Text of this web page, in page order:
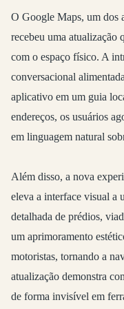
O Google Maps, um dos
recebeu uma atualização
com o espaço físico. A
conversacional
aplicativo em um guia
endereços, os usuários
em linguagem natural
Além disso, a nova
eleva a interface visual a
detalhada de prédios,
um aprimoramento
motoristas, tornando a
atualização demonstra
de forma invisível em